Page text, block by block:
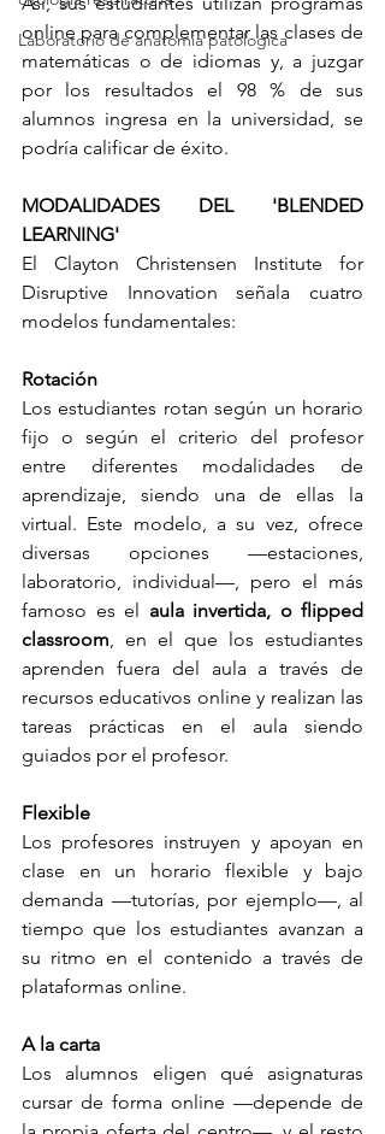
Laboratorio de anatomia patologica
online para complementar las clases de
matemáticas o de idiomas y, a juzgar
por los resultados el 98 % de sus
alumnos ingresa en la universidad, se
podría calificar de éxito.
MODALIDADES DEL 'BLENDED
LEARNING'
El Clayton Christensen Institute for
Disruptive Innovation señala cuatro
modelos fundamentales:
Rotación
Los estudiantes rotan según un horario
fijo o según el criterio del profesor
entre diferentes modalidades de
aprendizaje, siendo una de ellas la
virtual. Este modelo, a su vez, ofrece
diversas opciones —estaciones,
laboratorio, individual—, pero el más
famoso es el aula invertida, o flipped
classroom , en el que los estudiantes
aprenden fuera del aula a través de
recursos educativos online y realizan las
tareas prácticas en el aula siendo
guiados por el profesor.
Flexible
Los profesores instruyen y apoyan en
clase en un horario flexible y bajo
demanda —tutorías, por ejemplo—, al
tiempo que los estudiantes avanzan a
su ritmo en el contenido a través de
plataformas online.
A la carta
Los alumnos eligen qué asignaturas
cursar de forma online —depende de